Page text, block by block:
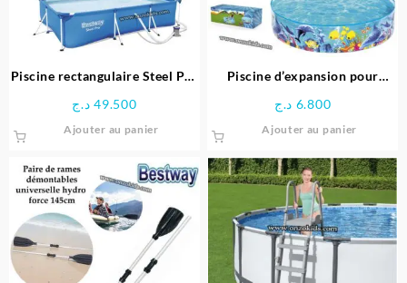
Piscine rectangulaire Steel Pro
201 x 66 cm -Bestway
49.500 د.ج
Ajouter au panier
Piscine d’expansion pour
6.800 د.ج
Ajouter au panier